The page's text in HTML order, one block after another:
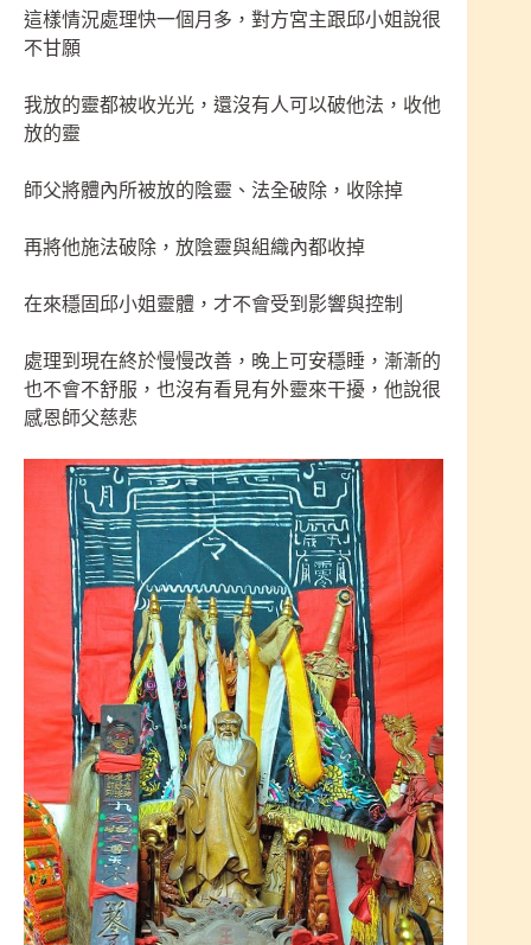
這樣情況處理快一個月多，對方宮主跟邱小姐說很
不甘願
我放的靈都被收光光，還沒有人可以破他法，收他
放的靈
師父將體內所被放的陰靈、法全破除，收除掉
再將他施法破除，放陰靈與組織內都收掉
在來穩固邱小姐靈體，才不會受到影響與控制
處理到現在終於慢慢改善，晚上可安穩睡，漸漸的
也不會不舒服，也沒有看見有外靈來干擾，他說很
感恩師父慈悲